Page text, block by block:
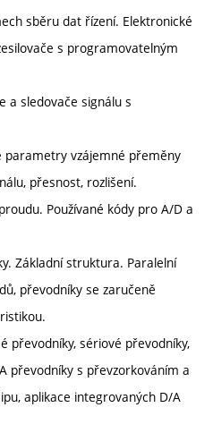
sběru dat řízení. Elektronické
s programovatelným
a sledovače signálu s
parametry vzájemné přeměny
přesnost, rozlišení.
Používané kódy pro A/D a
Základní struktura. Paralelní
převodníky se zaručeně
převodníky, sériové převodníky,
převodníky s převzorkováním a
aplikace integrovaných D/A